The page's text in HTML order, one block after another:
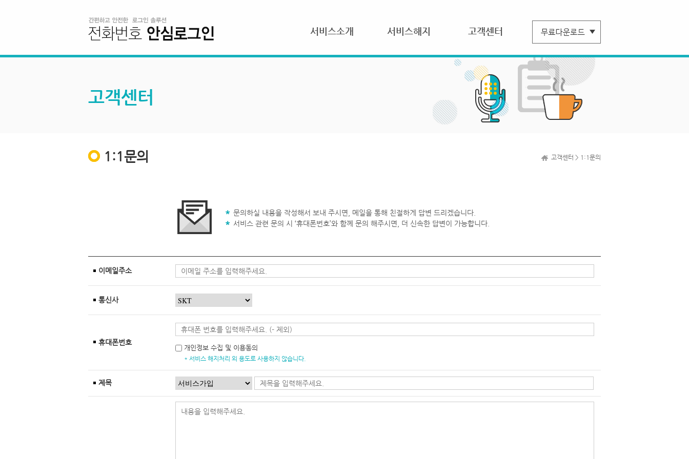
서비스소개 서비스해지 고객센터
고객센터
1:1문의 고객센터 > 1:1문의
문의하실 내용을 작성해서 보내 주시면, 메일을 통해 친절하게 답변 드리겠습니다.
서비스 관련 문의 시 ‘휴대폰번호’와 함께 문의 해주시면, 더 신속한 답변이 가능합니다.
이메일주소
통신사
휴대폰번호
개인정보 수집 및 이용동의
* 서비스 해지처리 외 용도로 사용하지 않습니다.
제목